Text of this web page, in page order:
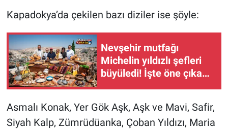
Kapadokya’da çekilen bazı diziler ise şöyle:
Nevşehir mutfağı
Michelin yıldızlı şefleri
büyüledi! İşte öne çıkan
Asmalı Konak, Yer Gök Aşk, Aşk ve Mavi, Safir,
Siyah Kalp, Zümrüdüanka, Çoban Yıldızı, Maria